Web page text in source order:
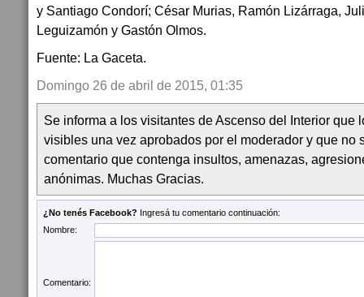
y Santiago Condorí; César Murias, Ramón Lizárraga,
Leguizamón y Gastón Olmos.
Fuente: La Gaceta.
Domingo 26 de abril de 2015, 01:35
Se informa a los visitantes de Ascenso del Interior que
visibles una vez aprobados por el moderador y que no
comentario que contenga insultos, amenazas,
anónimas. Muchas Gracias.
¿No tenés Facebook? Ingresá tu comentario continuación:
Nombre:
Comentario: